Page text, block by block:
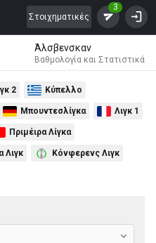
Στοιχηματικές
3
Άλσβενσκαν
Βαθμολογία και Στατιστικά
2 Κύπελλο
Μπουντεσλίγκα Λιγκ 1
Πριμέιρα Λίγκα
Λιγκ Κόνφερενς Λιγκ